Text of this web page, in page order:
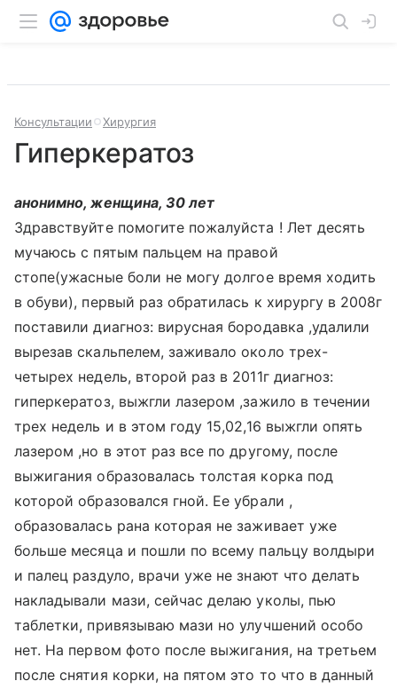
Консультации Хирургия
Гиперкератоз
анонимно, женщина, 30 лет
Здравствуйте помогите пожалуйста ! Лет десять
мучаюсь с пятым пальцем на правой
стопе(ужасные боли не могу долгое время ходить
в обуви), первый раз обратилась к хирургу в 2008г
поставили диагноз: вирусная бородавка ,удалили
вырезав скальпелем, заживало около трех-
четырех недель, второй раз в 2011г диагноз:
гиперкератоз, выжгли лазером ,зажило в течении
трех недель и в этом году 15,02,16 выжгли опять
лазером ,но в этот раз все по другому, после
выжигания образовалась толстая корка под
которой образовался гной. Ее убрали ,
образовалась рана которая не заживает уже
больше месяца и пошли по всему пальцу волдыри
и палец раздуло, врачи уже не знают что делать
накладывали мази, сейчас делаю уколы, пью
таблетки, привязываю мази но улучшений особо
нет. На первом фото после выжигания, на третьем
после снятия корки, на пятом это то что в данный